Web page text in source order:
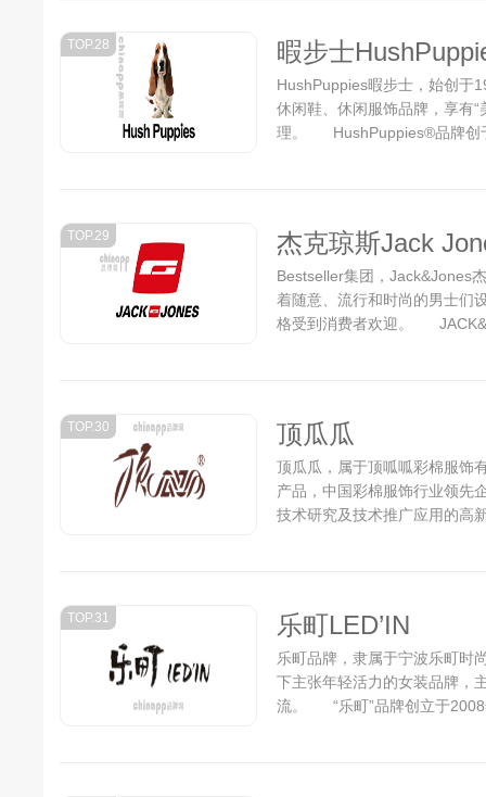
TOP.28 暇步士
HushPuppies暇步士，始创于
休闲鞋、休闲服饰品牌，享有
理。 HushPuppies®品牌创
TOP.29 杰克琼斯Jack
Bestseller集团，Jack&Jones
着随意、流行和时尚的男士们
格受到消费者欢迎。
TOP.30 顶瓜瓜
顶瓜瓜，属于顶呱呱彩棉服饰
产品，中国彩棉服饰行业领先
技术研究及技术推广应用的高
TOP.31 乐町LED’IN
乐町品牌，隶属于宁波乐町时
下主张年轻活力的女装品牌，
流。 “乐町”品牌创立于2008